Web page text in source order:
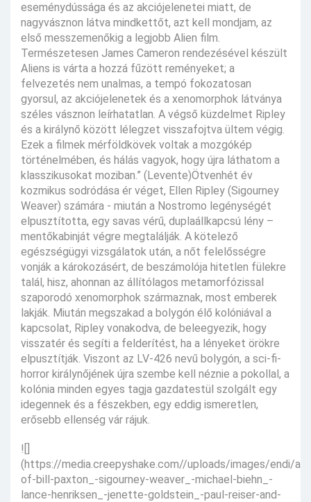
eseménydússága és az akciójelenetei miatt, de
nagyvásznon látva mindkettőt, azt kell mondjam, az
első messzemenőkig a legjobb Alien film.
Természetesen James Cameron rendezésével készült
Aliens is várta a hozzá fűzött reményeket; a
felvezetés nem unalmas, a tempó fokozatosan
gyorsul, az akciójelenetek és a xenomorphok látványa
széles vásznon leírhatatlan. A végső küzdelmet Ripley
és a királynő között lélegzet visszafojtva ültem végig.
Ezek a filmek mérföldkövek voltak a mozgókép
történelmében, és hálás vagyok, hogy újra láthatom a
klasszikusokat moziban.” (Levente)Ötvenhét év
kozmikus sodródása ér véget, Ellen Ripley (Sigourney
Weaver) számára - miután a Nostromo legénységét
elpusztította, egy savas vérű, duplaállkapcsú lény –
mentőkabinját végre megtalálják. A kötelező
egészségügyi vizsgálatok után, a nőt felelősségre
vonják a károkozásért, de beszámolója hitetlen fülekre
talál, hisz, ahonnan az állítólagos metamorfózissal
szaporodó xenomorphok származnak, most emberek
lakják. Miután megszakad a bolygón élő kolóniával a
kapcsolat, Ripley vonakodva, de beleegyezik, hogy
visszatér és segíti a felderítést, ha a lényeket örökre
elpusztítják. Viszont az LV-426 nevű bolygón, a sci-fi-
horror királynőjének újra szembe kell néznie a pokollal, a
kolónia minden egyes tagja gazdatestül szolgált egy
idegennek és a fészekben, egy eddig ismeretlen,
erősebb ellenség vár rájuk.
![]
(https://media.creepyshake.com//uploads/images/endi/
of-bill-paxton_-sigourney-weaver_-michael-biehn_-
lance-henriksen_-jenette-goldstein_-paul-reiser-and-